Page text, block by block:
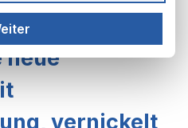
neue
vernickelt